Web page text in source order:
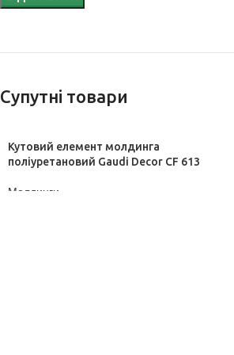
Супутні товари
Кутовий елемент молдинга
поліуретановий Gaudi Decor CF 613
Молдинги